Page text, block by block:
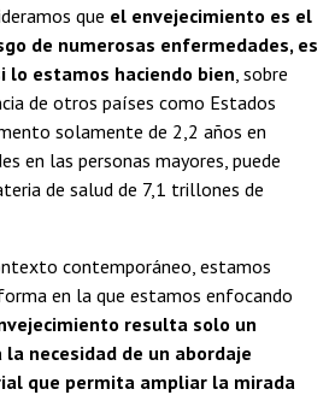
que el envejecimiento es el
de numerosas enfermedades, es
lo estamos haciendo bien , sobre
de otros países como Estados
solamente de 2,2 años en
en las personas mayores, puede
de salud de 7,1 trillones de
contemporáneo, estamos
en la que estamos enfocando
resulta solo un
necesidad de un abordaje
que permita ampliar la mirada